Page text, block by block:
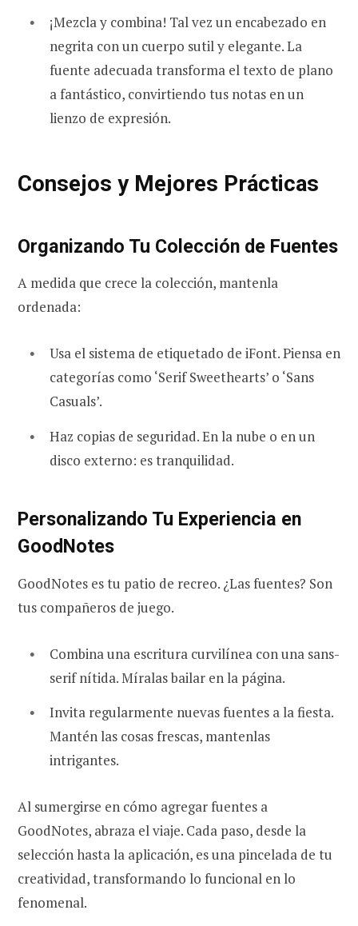
¡Mezcla y combina! Tal vez un encabezado en
negrita con un cuerpo sutil y elegante. La
fuente adecuada transforma el texto de plano
a fantástico, convirtiendo tus notas en un
lienzo de expresión.
Consejos y Mejores Prácticas
Organizando Tu Colección de Fuentes
A medida que crece la colección, mantenla
ordenada:
Usa el sistema de etiquetado de iFont. Piensa en
categorías como ‘Serif Sweethearts’ o ‘Sans
Casuals’.
Haz copias de seguridad. En la nube o en un
disco externo: es tranquilidad.
Personalizando Tu Experiencia en
GoodNotes
GoodNotes es tu patio de recreo. ¿Las fuentes? Son
tus compañeros de juego.
Combina una escritura curvilínea con una sans-
serif nítida. Míralas bailar en la página.
Invita regularmente nuevas fuentes a la fiesta.
Mantén las cosas frescas, mantenlas
intrigantes.
Al sumergirse en cómo agregar fuentes a
GoodNotes, abraza el viaje. Cada paso, desde la
selección hasta la aplicación, es una pincelada de tu
creatividad, transformando lo funcional en lo
fenomenal.